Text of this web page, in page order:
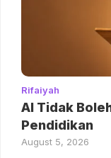
Rifaiyah
AI Tidak
Pendidikan
August 5, 2026